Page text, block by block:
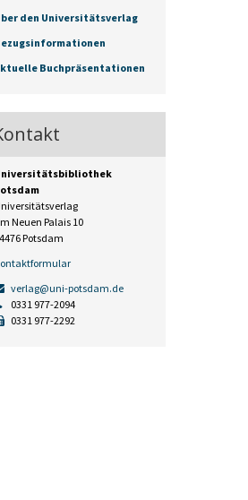
den Universitätsverlag
Buchpräsentationen
Neuen Palais 10
Potsdam
verlag@uni-potsdam.de
0331 977-2094
0331 977-2292